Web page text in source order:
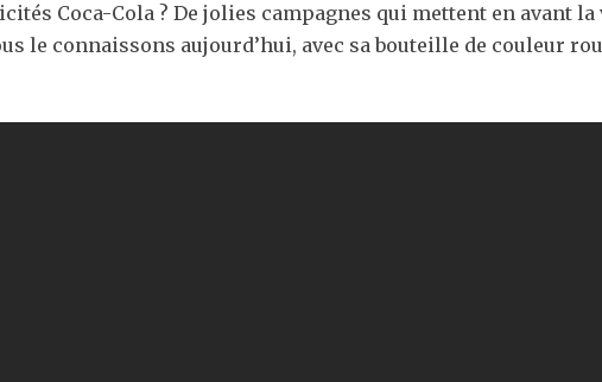
Coca-Cola ? De jolies campagnes qui mettent en avant
le connaissons aujourd’hui, avec sa bouteille de couleur